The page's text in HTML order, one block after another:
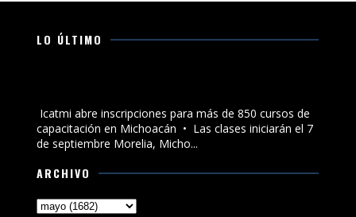
LO ÚLTIMO
Icatmi abre inscripciones para más de 850 cursos de
capacitación en Michoacán •⁠ ⁠⁠Las clases iniciarán el 7
de septiembre Morelia, Micho...
ARCHIVO